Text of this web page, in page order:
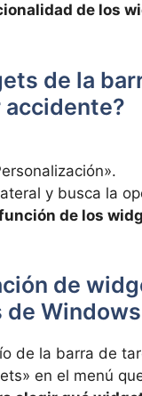
de los
de‌ la
accidente?
y busca la
de los
de
⁣Windows
⁣de la barra de
en el menú